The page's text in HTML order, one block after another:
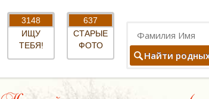
3148
ИЩУ
ТЕБЯ!
637
СТАРЫЕ
ФОТО
Найти